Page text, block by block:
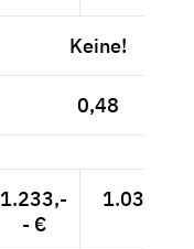
Keine!
0,48
1.233,-
- €
1.036,13